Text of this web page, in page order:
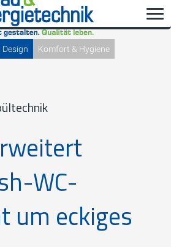
Design Komfort & Hygiene
WC-
um eckiges